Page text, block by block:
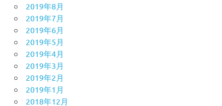
2019年8月
2019年7月
2019年6月
2019年5月
2019年4月
2019年3月
2019年2月
2019年1月
2018年12月